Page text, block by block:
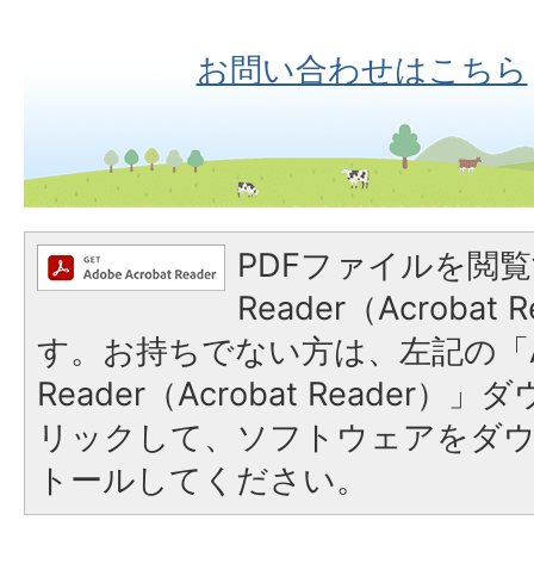
お問い合わせはこちら
PDFファイルを閲
Reader（Acrobat
す。お持ちでない方は、左記の
Reader（Acrobat Reader）」ダ
リックして、ソフトウェアをダ
トールしてください。